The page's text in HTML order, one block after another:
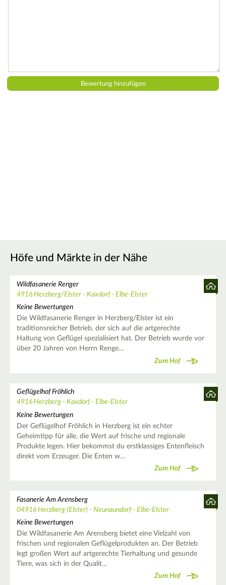
Höfe und Märkte in der Nähe
Wildfasanerie Renger
4916 Herzberg/Elster - Kaxdorf - Elbe-Elster
Keine Bewertungen
Die Wildfasanerie Renger in Herzberg/Elster ist ein
traditionsreicher Betrieb, der sich auf die artgerechte
Haltung von Geflügel spezialisiert hat. Der Betrieb wurde vor
über 20 Jahren von Herrn Renge…
Zum Hof
Geflügelhof Fröhlich
4916 Herzberg - Kaxdorf - Elbe-Elster
Keine Bewertungen
Der Geflügelhof Fröhlich in Herzberg ist ein echter
Geheimtipp für alle, die Wert auf frische und regionale
Produkte legen. Hier bekommst du erstklassiges Entenfleisch
direkt vom Erzeuger. Die Enten w…
Zum Hof
Fasanerie Am Arensberg
04916 Herzberg (Elster) - Neunaundorf - Elbe-Elster
Keine Bewertungen
Die Wildfasanerie Am Arensberg bietet eine Vielzahl von
frischen und regionalen Geflügelprodukten an. Der Betrieb
legt großen Wert auf artgerechte Tierhaltung und gesunde
Tiere, was sich in der Qualit…
Zum Hof